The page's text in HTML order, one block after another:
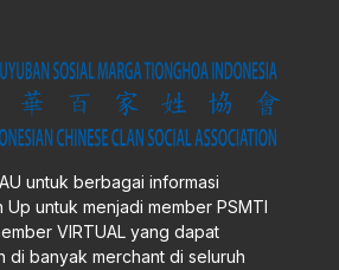
untuk berbagai informasi
untuk menjadi member PSMTI
VIRTUAL yang dapat
di banyak merchant di seluruh